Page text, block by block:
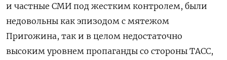
и частные СМИ под жестким контролем, были
недовольны как эпизодом с мятежом
Пригожина, так и в целом недостаточно
высоким уровнем пропаганды со стороны ТАСС,